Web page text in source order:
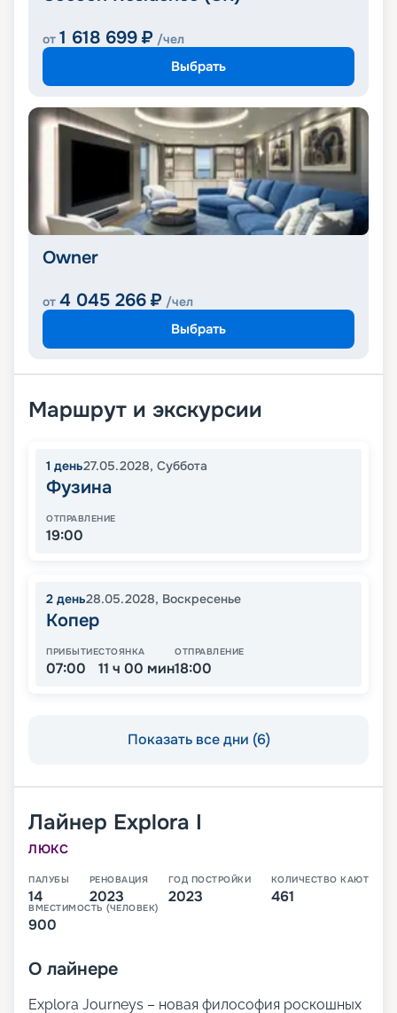
от 1 618 699 ₽ /чел
Выбрать
Owner
от 4 045 266 ₽ /чел
Выбрать
Маршрут и экскурсии
1 день27.05.2028, Суббота
Фузина
ОТПРАВЛЕНИЕ
19:00
2 день28.05.2028, Воскресенье
Копер
ПРИБЫТИЕ
07:00
СТОЯНКА
11 ч 00 мин
ОТПРАВЛЕНИЕ
18:00
Показать все дни (6)
Лайнер Explora I
ЛЮКС
ПАЛУБЫ
14
РЕНОВАЦИЯ
2023
ГОД ПОСТРОЙКИ
2023
КОЛИЧЕСТВО КАЮТ
461
ВМЕСТИМОСТЬ (ЧЕЛОВЕК)
900
О лайнере
Explora Journeys – новая философия роскошных